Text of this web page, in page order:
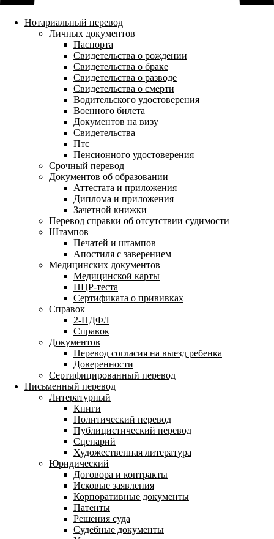
Нотариальный перевод
Личных документов
Паспорта
Свидетельства о рождении
Свидетельства о браке
Свидетельства о разводе
Свидетельства о смерти
Водительского удостоверения
Военного билета
Документов на визу
Свидетельства
Птс
Пенсионного удостоверения
Срочный перевод
Документов об образовании
Аттестата и приложения
Диплома и приложения
Зачетной книжки
Перевод справки об отсутствии судимости
Штампов
Печатей и штампов
Апостиля с заверением
Медицинских документов
Медицинской карты
ПЦР-теста
Сертификата о прививках
Справок
2-НДФЛ
Справок
Документов
Перевод согласия на выезд ребенка
Доверенности
Сертифицированный перевод
Письменный перевод
Литературный
Книги
Политический перевод
Публицистический перевод
Сценарий
Художественная литература
Юридический
Договора и контракты
Исковые заявления
Корпоративные документы
Патенты
Решения суда
Судебные документы